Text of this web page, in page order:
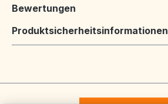
Bewertungen
Produktsicherheitsinformationen